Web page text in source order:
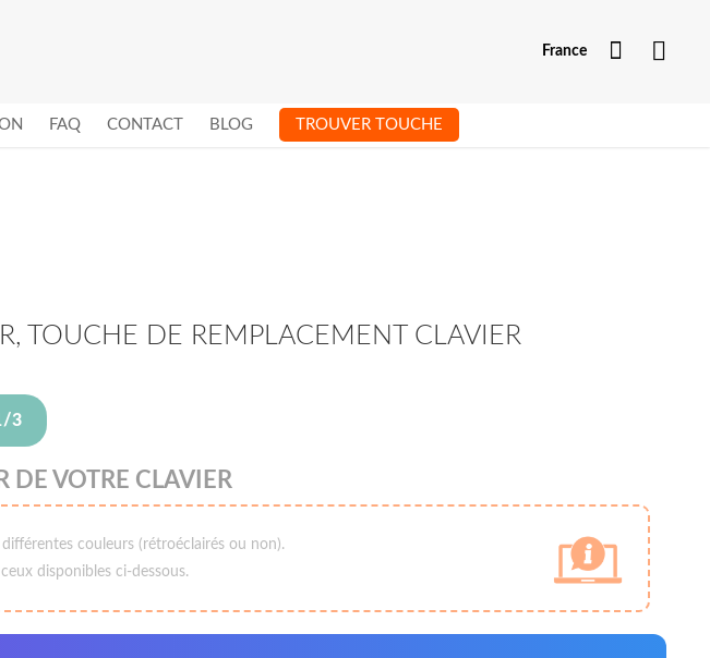
France
Mon
FAQ CONTACT BLOG TROUVER TOUCHE
TOUCHE DE REMPLACEMENT CLAVIER
3
DE VOTRE CLAVIER
couleurs (rétroéclairés ou non).
disponibles ci-dessous.